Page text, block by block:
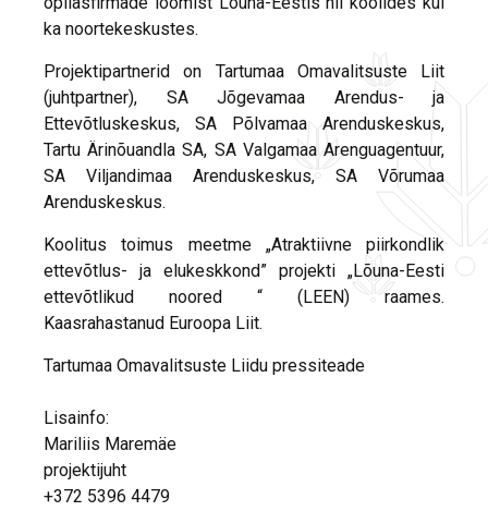
ka noortekeskustes.
Projektipartnerid on Tartumaa Omavalitsuste Liit
(juhtpartner), SA Jõgevamaa Arendus- ja
Ettevõtluskeskus, SA Põlvamaa Arenduskeskus,
Tartu Ärinõuandla SA, SA Valgamaa Arenguagentuur,
SA Viljandimaa Arenduskeskus, SA Võrumaa
Arenduskeskus.
Koolitus toimus meetme „Atraktiivne piirkondlik
ettevõtlus- ja elukeskkond” projekti „Lõuna-Eesti
ettevõtlikud noored “ (LEEN) raames.
Kaasrahastanud Euroopa Liit.
Tartumaa Omavalitsuste Liidu pressiteade
Lisainfo:
Mariliis Maremäe
projektijuht
+372 5396 4479